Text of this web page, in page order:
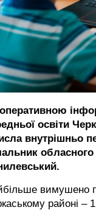
освіти
внутрішньо
обласного
вимушено
районі –